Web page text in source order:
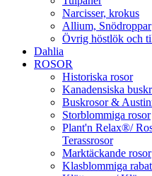
Narcisser, krokus
Allium, Snödroppar
Övrig höstlök och
Dahlia
ROSOR
Historiska rosor
Kanadensiska
Buskrosor &
Storblommiga rosor
Plant'n Relax®/
Terassrosor
Marktäckande rosor
Klasblommiga